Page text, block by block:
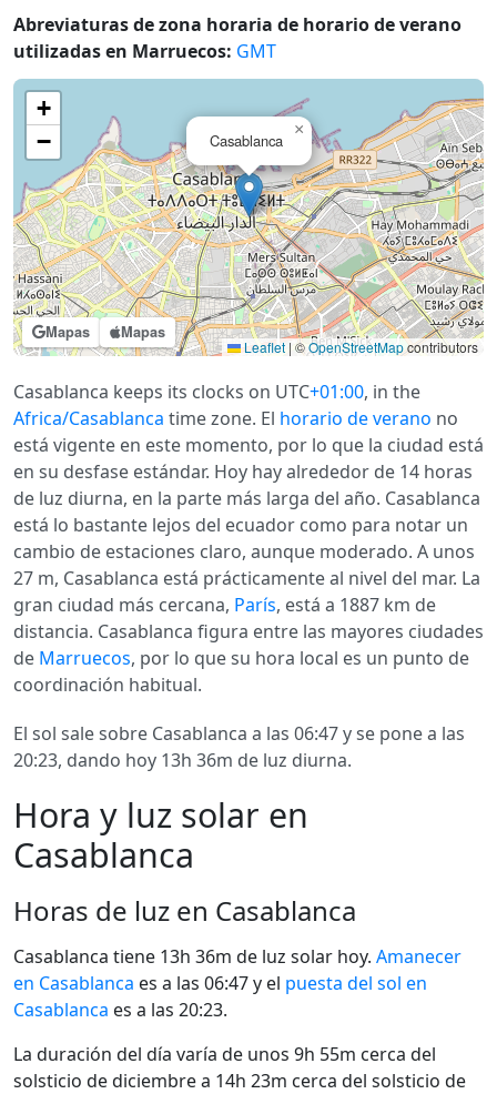
Abreviaturas de zona horaria de horario de verano
utilizadas en Marruecos: GMT
Mapas Mapas
Casablanca
×
+
−
Leaflet | ©OpenStreetMapcontributors
Casablanca keeps its clocks on UTC+01:00, in the
Africa/Casablanca time zone. El horario de verano no
está vigente en este momento, por lo que la ciudad está
en su desfase estándar. Hoy hay alrededor de 14 horas
de luz diurna, en la parte más larga del año. Casablanca
está lo bastante lejos del ecuador como para notar un
cambio de estaciones claro, aunque moderado. A unos
27 m, Casablanca está prácticamente al nivel del mar. La
gran ciudad más cercana, París, está a 1887 km de
distancia. Casablanca figura entre las mayores ciudades
de Marruecos, por lo que su hora local es un punto de
coordinación habitual.
El sol sale sobre Casablanca a las 06:47 y se pone a las
20:23, dando hoy 13h 36m de luz diurna.
Hora y luz solar en
Casablanca
Horas de luz en Casablanca
Casablanca tiene 13h 36m de luz solar hoy. Amanecer
en Casablanca es a las 06:47 y el puesta del sol en
Casablanca es a las 20:23.
La duración del día varía de unos 9h 55m cerca del
solsticio de diciembre a 14h 23m cerca del solsticio de